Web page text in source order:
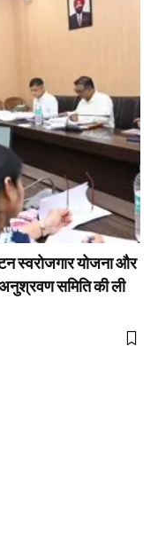
स्वरोजगार योजना और
अनुश्रवण समिति की ली